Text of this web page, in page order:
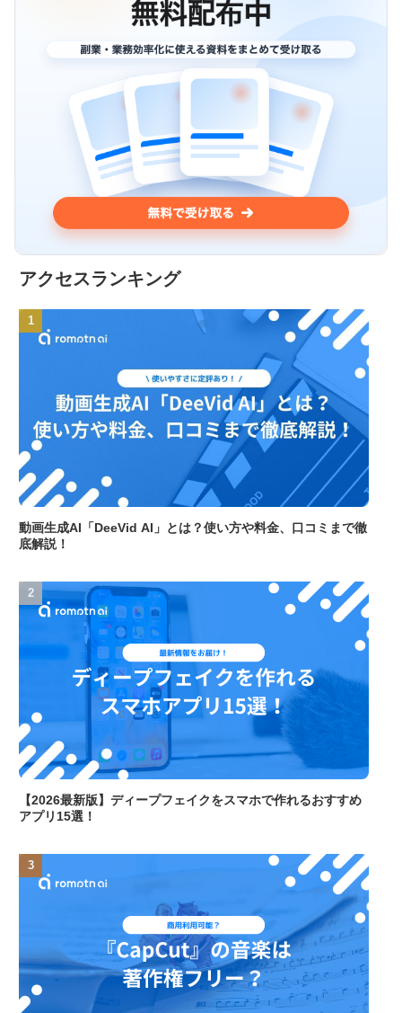
アクセスランキング
動画生成AI「DeeVid AI」とは？使い方や料金、口コミまで徹
底解説！
【2026最新版】ディープフェイクをスマホで作れるおすすめ
アプリ15選！